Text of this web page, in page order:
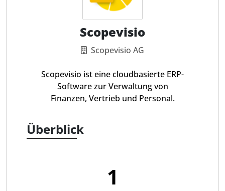
Scopevisio
Scopevisio AG
Scopevisio ist eine cloudbasierte ERP-
Software zur Verwaltung von
Finanzen, Vertrieb und Personal.
Überblick
1